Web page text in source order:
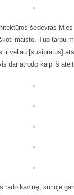
šedevras
maisto. Tuo tarpu
ir vėliau [susipratus]
dar atrodo kaip iš
rado kavinę, kurioje